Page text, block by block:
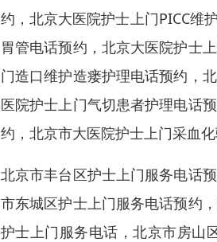
约，北京大医院护士上门PICC维
胃管电话预约，北京大医院护士
门造口维护造瘘护理电话预约，
医院护士上门气切患者护理电话
约，北京市大医院护士上门采血
北京市丰台区护士上门服务电话
市东城区护士上门服务电话预约
护士上门服务电话，北京市房山